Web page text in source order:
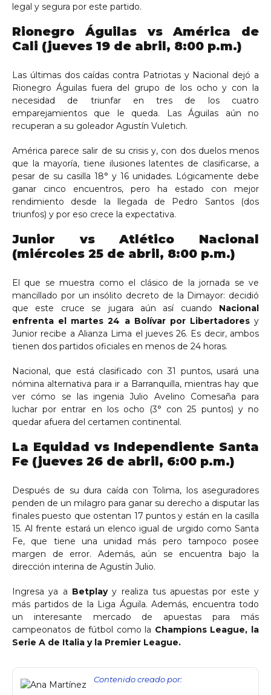
legal y segura por este partido.
Rionegro Águilas vs América de
Cali (jueves 19 de abril, 8:00 p.m.)
Las últimas dos caídas contra Patriotas y Nacional dejó a
Rionegro Águilas fuera del grupo de los ocho y con la
necesidad de triunfar en tres de los cuatro
emparejamientos que le queda. Las Águilas aún no
recuperan a su goleador Agustín Vuletich.
América parece salir de su crisis y, con dos duelos menos
que la mayoría, tiene ilusiones latentes de clasificarse, a
pesar de su casilla 18° y 16 unidades. Lógicamente debe
ganar cinco encuentros, pero ha estado con mejor
rendimiento desde la llegada de Pedro Santos (dos
triunfos) y por eso crece la expectativa.
Junior vs Atlético Nacional
(miércoles 25 de abril, 8:00 p.m.)
El que se muestra como el clásico de la jornada se ve
mancillado por un insólito decreto de la Dimayor: decidió
que este cruce se jugara aún así cuando Nacional
enfrenta el martes 24 a Bolívar por Libertadoresy
Junior recibe a Alianza Lima el jueves 26. Es decir, ambos
tienen dos partidos oficiales en menos de 24 horas.
Nacional, que está clasificado con 31 puntos, usará una
nómina alternativa para ir a Barranquilla, mientras hay que
ver cómo se las ingenia Julio Avelino Comesaña para
luchar por entrar en los ocho (3° con 25 puntos) y no
quedar afuera del certamen continental.
La Equidad vs Independiente Santa
Fe (jueves 26 de abril, 6:00 p.m.)
Después de su dura caída con Tolima, los aseguradores
penden de un milagro para ganar su derecho a disputar las
finales puesto que ostentan 17 puntos y están en la casilla
15. Al frente estará un elenco igual de urgido como Santa
Fe, que tiene una unidad más pero tampoco posee
margen de error. Además, aún se encuentra bajo la
dirección interina de Agustín Julio.
Ingresa ya a Betplayy realiza tus apuestas por este y
más partidos de la Liga Águila. Además, encuentra todo
un interesante mercado de apuestas para más
campeonatos de fútbol como la Champions League, la
Serie A de Italia y la Premier League.
Contenido creado por: